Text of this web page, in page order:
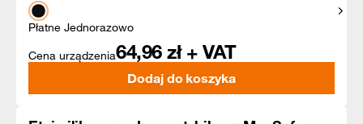
Płatne Jednorazowo
Cena urządzenia64,96 zł + VAT
Dodaj do koszyka